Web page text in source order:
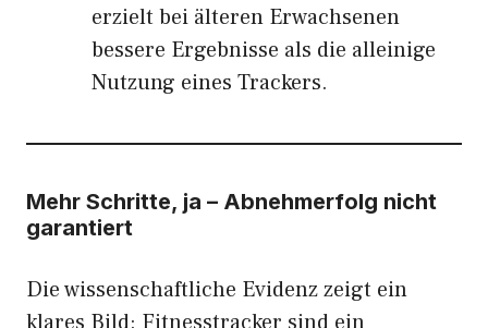
erzielt bei älteren Erwachsenen
bessere Ergebnisse als die alleinige
Nutzung eines Trackers.
Mehr Schritte, ja – Abnehmerfolg nicht
garantiert
Die wissenschaftliche Evidenz zeigt ein